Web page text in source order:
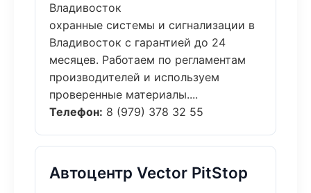
Владивосток
охранные системы и сигнализации в
Владивосток с гарантией до 24
месяцев. Работаем по регламентам
производителей и используем
проверенные материалы....
Телефон: 8 (979) 378 32 55
Автоцентр Vector PitStop